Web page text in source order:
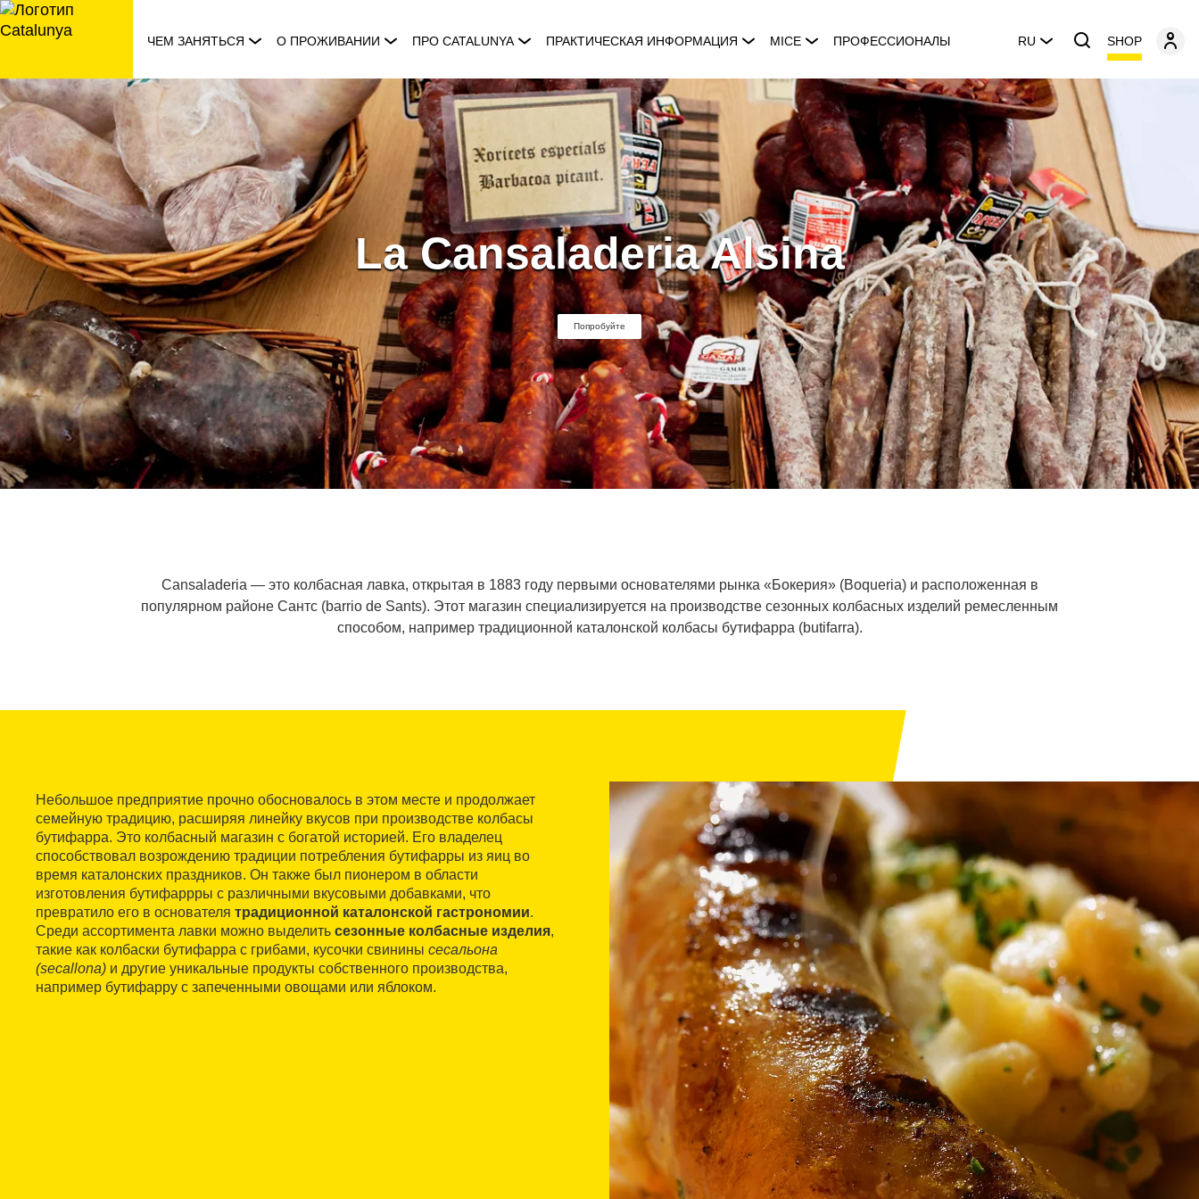
перейти
к
ЧЕМ ЗАНЯТЬСЯ О ПРОЖИВАНИИ ПРО CATALUNYA ПРАКТИЧЕСКАЯ ИНФОРМАЦИЯ MICE ПРОФЕССИОНАЛЫ RU SHOP
La Cansaladeria Alsina
Попробуйте
Cansaladeria — это колбасная лавка, открытая в 1883 году первыми основателями рынка «Бокерия» (Boqueria) и расположенная в
популярном районе Сантс (barrio de Sants). Этот магазин специализируется на производстве сезонных колбасных изделий ремесленным
способом, например традиционной каталонской колбасы бутифарра (butifarra).
Небольшое предприятие прочно обосновалось в этом месте и продолжает
семейную традицию, расширяя линейку вкусов при производстве колбасы
бутифарра. Это колбасный магазин с богатой историей. Его владелец
способствовал возрождению традиции потребления бутифарры из яиц во
время каталонских праздников. Он также был пионером в области
изготовления бутифаррры с различными вкусовыми добавками, что
превратило его в основателя традиционной каталонской гастрономии.
Среди ассортимента лавки можно выделить сезонные колбасные изделия,
такие как колбаски бутифарра с грибами, кусочки свинины сесальона
(secallona) и другие уникальные продукты собственного производства,
например бутифарру с запеченными овощами или яблоком.